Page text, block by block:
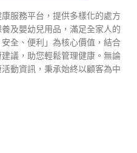
服務平台，提供多樣化的處方
及嬰幼兒用品，滿足全家人的
全、便利」為核心價值，結合
議，助您輕鬆管理健康。無論
動資訊，秉承始終以顧客為中